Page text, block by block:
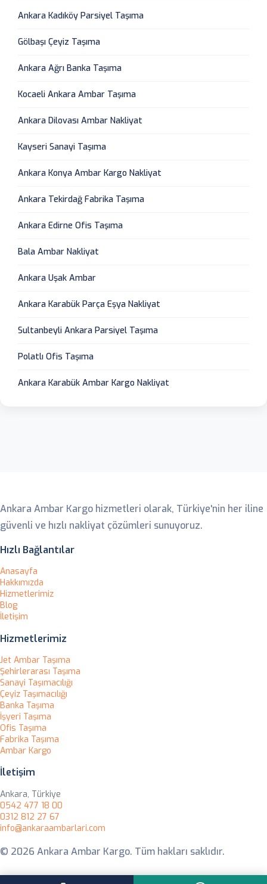
Ankara Kadıköy Parsiyel Taşıma
Gölbaşı Çeyiz Taşıma
Ankara Ağrı Banka Taşıma
Kocaeli Ankara Ambar Taşıma
Ankara Dilovası Ambar Nakliyat
Kayseri Sanayi Taşıma
Ankara Konya Ambar Kargo Nakliyat
Ankara Tekirdağ Fabrika Taşıma
Ankara Edirne Ofis Taşıma
Bala Ambar Nakliyat
Ankara Uşak Ambar
Ankara Karabük Parça Eşya Nakliyat
Sultanbeyli Ankara Parsiyel Taşıma
Polatlı Ofis Taşıma
Ankara Karabük Ambar Kargo Nakliyat
Ankara Ambar Kargo hizmetleri olarak, Türkiye'nin her iline
güvenli ve hızlı nakliyat çözümleri sunuyoruz.
Hızlı Bağlantılar
Anasayfa
Hakkımızda
Hizmetlerimiz
Blog
İletişim
Hizmetlerimiz
Jet Ambar Taşıma
Şehirlerarası Taşıma
Sanayi Taşımacılığı
Çeyiz Taşımacılığı
Banka Taşıma
İşyeri Taşıma
Ofis Taşıma
Fabrika Taşıma
Ambar Kargo
İletişim
Ankara, Türkiye
0542 477 18 00
0312 812 27 67
info@ankaraambarlari.com
© 2026 Ankara Ambar Kargo. Tüm hakları saklıdır.